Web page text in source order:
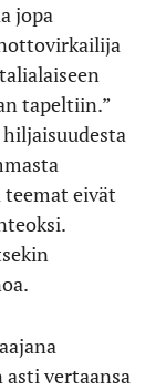
jopa
tapeltiin.”
teemat eivät
vertaansa